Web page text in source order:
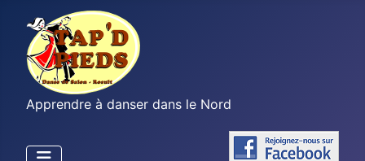
Apprendre à danser dans le Nord